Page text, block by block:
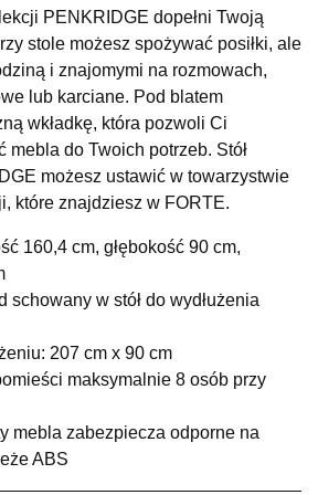
KUBUŚ
6
NAD ODRĄ
Sb: 10:00-14:00
999,00 zł
Wybierz
M JAK MEBLE
PENKRIDGE dopełni Twoją
stole możesz spożywać posiłki, ale
i znajomymi na rozmowach,
lub karciane. Pod blatem
wkładkę, która pozwoli Ci
mebla do Twoich potrzeb. Stół
możesz ustawić w towarzystwie
które znajdziesz w FORTE.
160,4 cm, głębokość 90 cm,
schowany w stół do wydłużenia
207 cm x 90 cm
maksymalnie 8 osób przy
mebla zabezpiecza odporne na
ABS